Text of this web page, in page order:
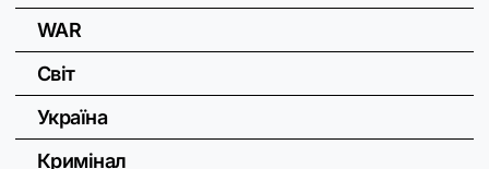
WAR
Світ
Україна
Кримінал